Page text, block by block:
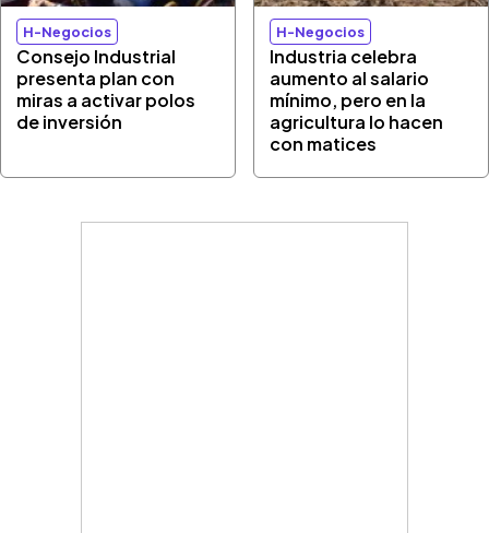
H-Negocios
Consejo Industrial
presenta plan con
miras a activar polos
de inversión
H-Negocios
Industria celebra
aumento al salario
mínimo, pero en la
agricultura lo hacen
con matices